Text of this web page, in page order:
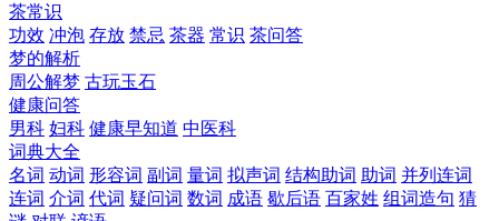
茶常识
功效 冲泡 存放 禁忌 茶器 常识 茶问答
梦的解析
周公解梦 古玩玉石
健康问答
男科 妇科 健康早知道 中医科
词典大全
名词 动词 形容词 副词 量词 拟声词 结构助词 助词 并列连词
连词 介词 代词 疑问词 数词 成语 歇后语 百家姓 组词造句 猜